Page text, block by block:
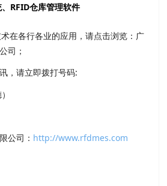
RFID仓库管理软件
在各行各业的应用，请点击浏览：广
司；
，请立即拨打号码:
公司： http://www.rfdmes.com